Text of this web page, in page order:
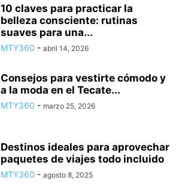
10 claves para practicar la
belleza consciente: rutinas
suaves para una...
MTY360 - abril 14, 2026
Consejos para vestirte cómodo y
a la moda en el Tecate...
MTY360 - marzo 25, 2026
Destinos ideales para aprovechar
paquetes de viajes todo incluido
MTY360 - agosto 8, 2025